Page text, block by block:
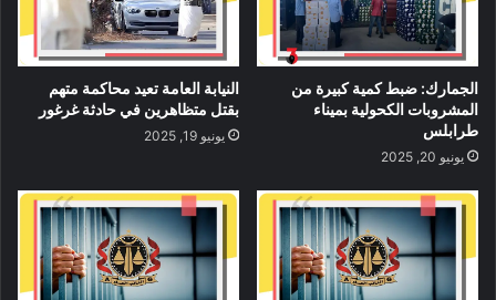
الجمارك: ضبط كمية كبيرة من
المشروبات الكحولية بميناء
طرابلس
يونيو 20, 2025
النيابة العامة تعيد محاكمة متهم
بقتل متظاهرين في حادثة غرغور
يونيو 19, 2025